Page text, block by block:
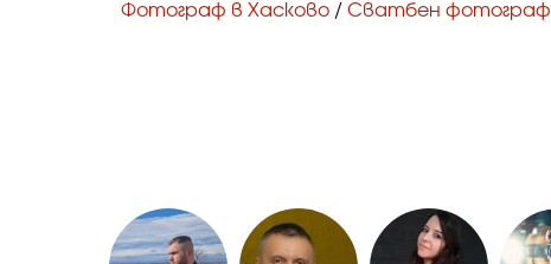
Фотограф в Хасково / Сватбен фотограф